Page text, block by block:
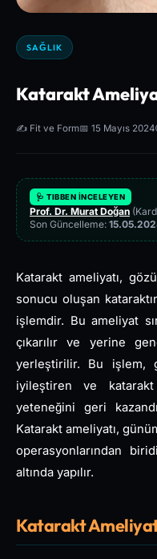
SAĞLIK
Katarakt
✍️ Fit ve Form📅 15 Mayıs 2024
🩺 TIBBEN İNCELEYEN
Prof. Dr. Murat Doğan
Son Güncelleme:
Katarakt ameliyatı,
sonucu oluşan
işlemdir. Bu ameliyat
çıkarılır ve yerine
yerleştirilir. Bu işlem,
iyileştiren ve
yeteneğini geri
Katarakt ameliyatı,
operasyonlarından
altında yapılır.
Katarakt